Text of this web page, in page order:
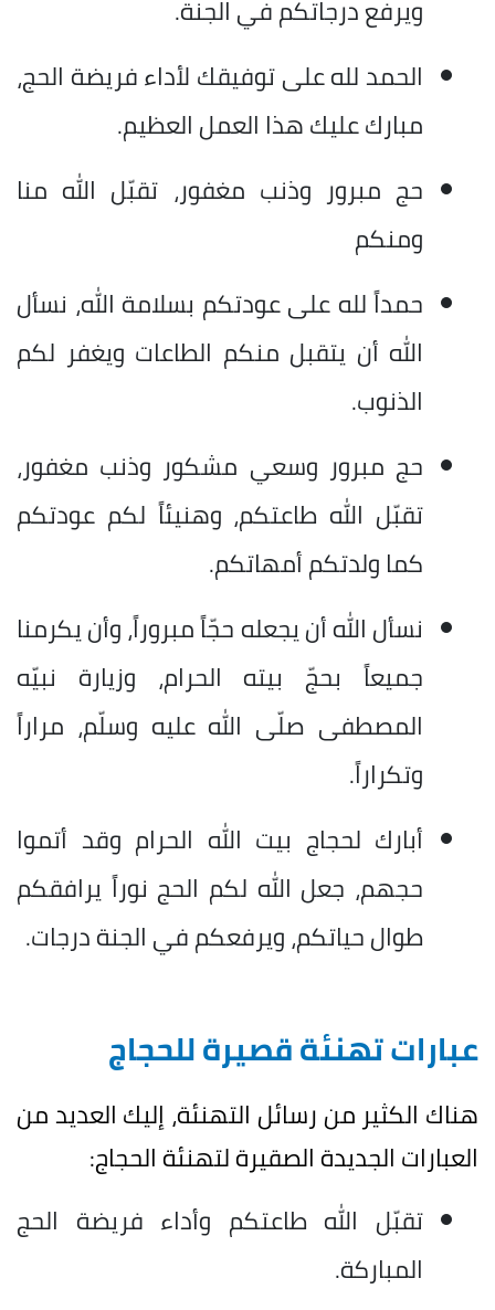
ويرفع درجاتكم في الجنة.
الحمد لله على توفيقك لأداء فريضة الحج،
مبارك عليك هذا العمل العظيم.
حج مبرور وذنب مغفور، تقبّل الله منا
ومنكم
حمداً لله على عودتكم بسلامة الله، نسأل
الله أن يتقبل منكم الطاعات ويغفر لكم
الذنوب.
حج مبرور وسعي مشكور وذنب مغفور،
تقبّل الله طاعتكم، وهنيئاً لكم عودتكم
كما ولدتكم أمهاتكم.
نسأل الله أن يجعله حجّاً مبروراً، وأن يكرمنا
جميعاً بحجّ بيته الحرام، وزيارة نبيّه
المصطفى صلّى الله عليه وسلّم، مراراً
وتكراراً.
أبارك لحجاج بيت الله الحرام وقد أتموا
حجهم، جعل الله لكم الحج نوراً يرافقكم
طوال حياتكم، ويرفعكم في الجنة درجات.
عبارات تهنئة قصيرة للحجاج
هناك الكثير من رسائل التهنئة، إليك العديد من
العبارات الجديدة الصقيرة لتهنئة الحجاج:
تقبّل الله طاعتكم وأداء فريضة الحج
المباركة.